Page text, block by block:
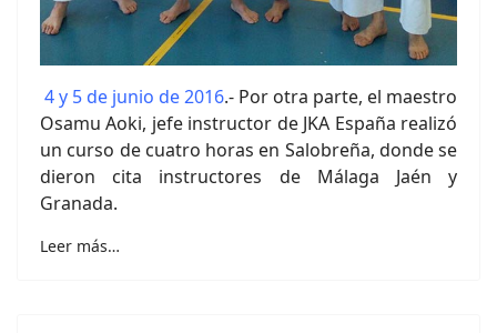
4 y 5 de junio de 2016.- Por otra parte, el maestro
Osamu Aoki, jefe instructor de JKA España realizó
un curso de cuatro horas en Salobreña, donde se
dieron cita instructores de Málaga Jaén y
Granada.
Leer más…